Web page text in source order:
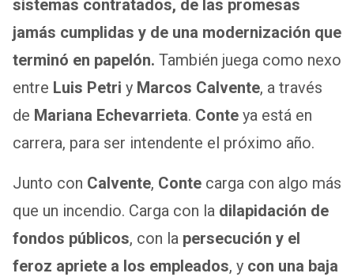
sistemas contratados, de las promesas
jamás cumplidas y de una modernización que
terminó en papelón. También juega como nexo
entre Luis Petri y Marcos Calvente, a través
de Mariana Echevarrieta. Conte ya está en
carrera, para ser intendente el próximo año.
Junto con Calvente, Conte carga con algo más
que un incendio. Carga con la dilapidación de
fondos públicos, con la persecución y el
feroz apriete a los empleados, y con una baja